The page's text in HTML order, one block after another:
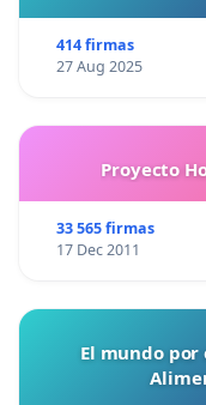
414 firmas
27 Aug 2025
Proyecto
33 565 firmas
17 Dec 2011
El mundo